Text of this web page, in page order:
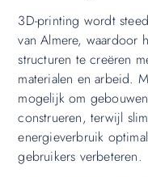
3D-printing wordt
van Almere, waardoor
structuren te creëren
materialen en arbeid.
mogelijk om
construeren, terwijl
energieverbruik
gebruikers verbeteren.